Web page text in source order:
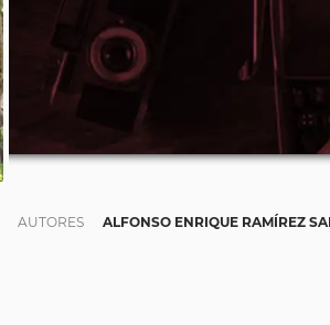
AUTORES ALFONSO ENRIQUE RAMÍREZ